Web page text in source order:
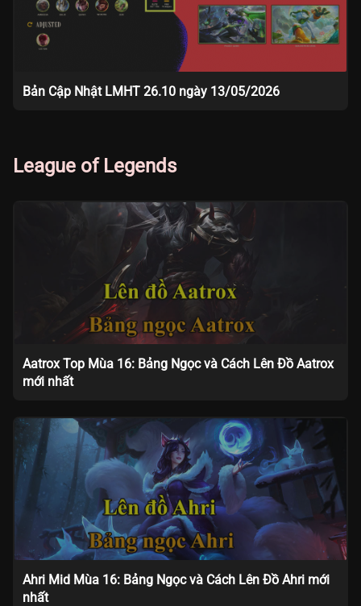
Bản Cập Nhật LMHT 26.10 ngày 13/05/2026
League of Legends
Aatrox Top Mùa 16: Bảng Ngọc và Cách Lên Đồ Aatrox
mới nhất
Ahri Mid Mùa 16: Bảng Ngọc và Cách Lên Đồ Ahri mới
nhất